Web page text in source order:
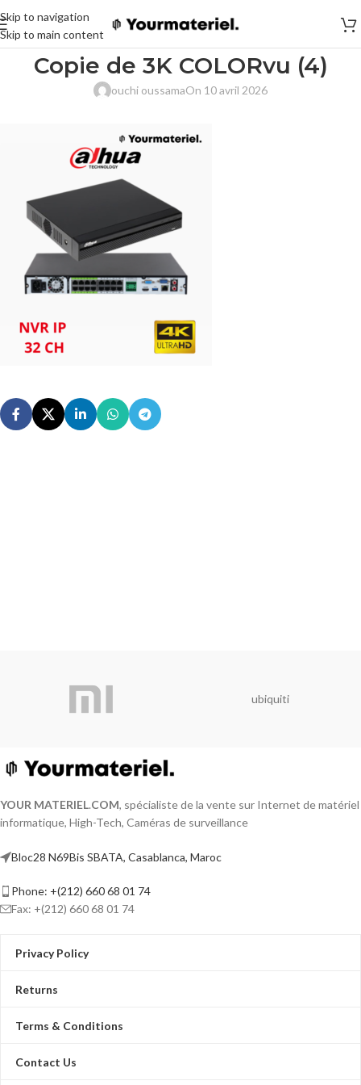
Skip to navigation
Skip to main content
Copie de 3K COLORvu (4)
ouchi oussamaOn 10 avril 2026
ubiquiti
YOUR MATERIEL.COM, spécialiste de la vente sur Internet de matériel
informatique, High-Tech, Caméras de surveillance
Bloc28 N69Bis SBATA, Casablanca, Maroc
Phone: +(212) 660 68 01 74
Fax: +(212) 660 68 01 74
Privacy Policy
Returns
Terms & Conditions
Contact Us